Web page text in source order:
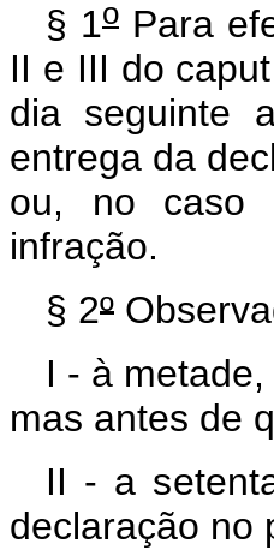
§ 1o Para
II e III do
dia seguinte
entrega da
ou, no caso
§ 2º
I - à
mas antes de
II - a
declaração no